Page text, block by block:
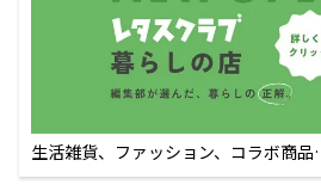
生活雑貨、ファッション、コラボ商
えるECサイト